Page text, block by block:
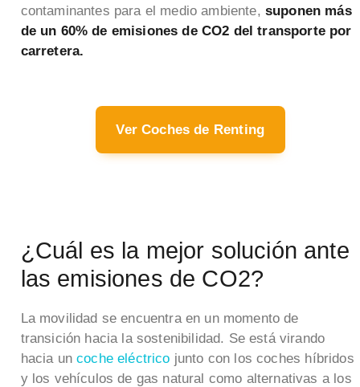
contaminantes para el medio ambiente, suponen más
de un 60% de emisiones de CO2 del transporte por
carretera.
Ver Coches de Renting
¿Cuál es la mejor solución ante
las emisiones de CO2?
La movilidad se encuentra en un momento de
transición hacia la sostenibilidad. Se está virando
hacia uncoche eléctrico junto con los coches híbridos
y los vehículos de gas natural como alternativas a los